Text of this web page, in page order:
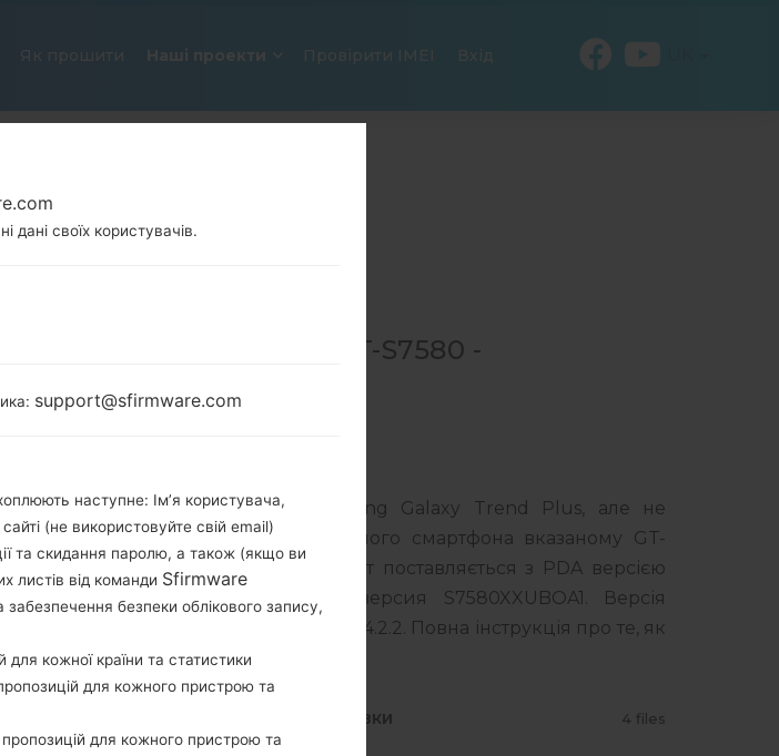
Як прошити Наші проекти Провірити IMEI Вхід
#7387 ДЛЯ GT-S7580 -
TREND PLUS
оновлення прошивки для Samsung Galaxy Trend Plus, але не
чи відповідає номер моделі вашого смартфона вказаному GT-
PHN для NETHERLANDS. Продукт поставляється з PDA версією
CSC S7580PHNBOL1, MODEM версия S7580XXUBOA1. Версія
даної прошивки Android Jelly Bean 4.2.2. Повна інструкція про те, як
прошивку на пристроях Samsung
ppqszkwl39
ТИП ПРОШИВКИ 4 files
дані своїх користувачів.
support@sfirmware.com
наступне: Ім’я користувача,
(не використовуйте свій email)
та скидання паролю, а також (якщо ви
листів від команди Sfirmware
безпеки облікового запису,
для кожної країни та статистики
для кожного пристрою та
для кожного пристрою та